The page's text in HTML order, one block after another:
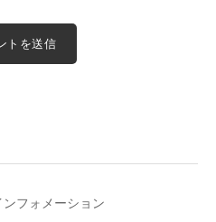
フォメーション